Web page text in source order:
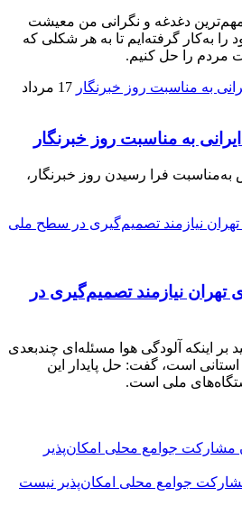
دغدغه و نگرانی من معیشت
به‌کار گرفته‌ایم تا به هر شکلی که
را حل کنیم.
17 مرداد
ایرانی به مناسبت روز خبرنگار
به‌مناسبت فرا رسیدن روز خبرنگار،
نیازمند تصمیم‌گیری در
بر اینکه آلودگی هوا مسئله‌ای چندبعدی
است، گفت: حل پایدار این
ملی است.
جوامع محلی امکان‌پذیر نیست